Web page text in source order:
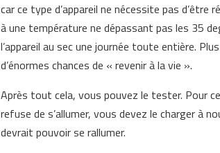
car ce type d’appareil ne nécessite pas
à une température ne dépassant pas les 35
l’appareil au sec une journée toute entière.
d’énormes chances de « revenir à la vie ».
Après tout cela, vous pouvez le tester. Pour
refuse de s’allumer, vous devez le charger à
devrait pouvoir se rallumer.